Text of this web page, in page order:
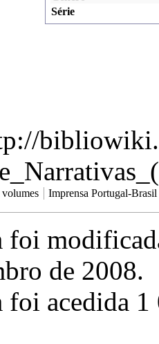
Série
volumes Imprensa Portugal-Brasil
foi
de 2008.
foi acedida 1